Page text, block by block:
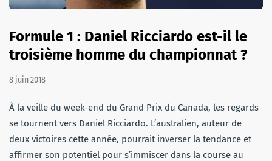
Formule 1 : Daniel Ricciardo est-il le
troisième homme du championnat ?
8 juin 2018
À la veille du week-end du Grand Prix du Canada, les regards
se tournent vers Daniel Ricciardo. L’australien, auteur de
deux victoires cette année, pourrait inverser la tendance et
affirmer son potentiel pour s’immiscer dans la course au